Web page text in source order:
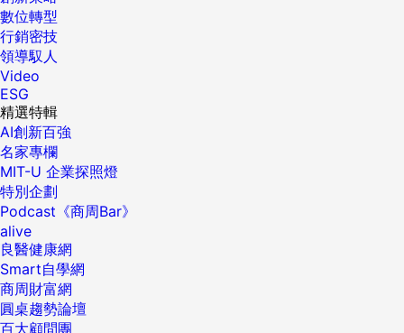
數位轉型
行銷密技
領導馭人
Video
ESG
精選特輯
AI創新百強
名家專欄
MIT-U 企業探照燈
特別企劃
Podcast《商周Bar》
alive
良醫健康網
Smart自學網
商周財富網
圓桌趨勢論壇
百大顧問團